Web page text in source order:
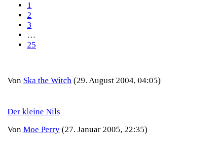
1
2
3
…
25
Von Ska the Witch (29. August 2004, 04:05)
Der kleine Nils
Von Moe Perry (27. Januar 2005, 22:35)